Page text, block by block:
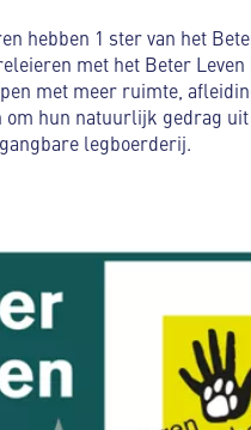
hebben 1 ster van het
met het Beter
met meer ruimte,
om hun natuurlijk gedrag uit
legboerderij.